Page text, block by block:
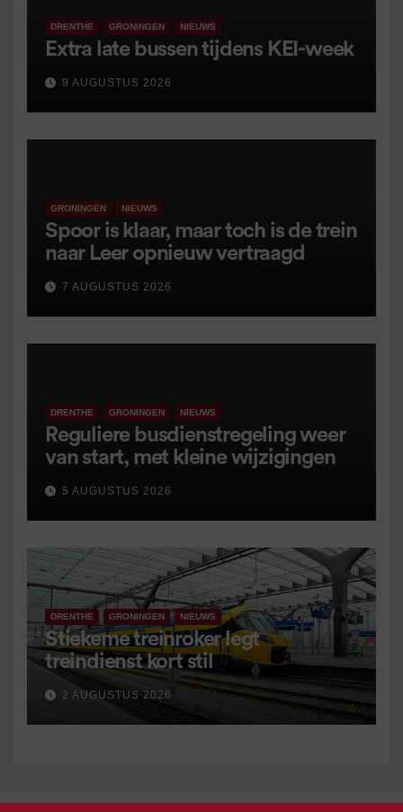
DRENTHE GRONINGEN NIEUWS
Extra late bussen tijdens KEI-week
9 AUGUSTUS 2026
GRONINGEN NIEUWS
Spoor is klaar, maar toch is de trein
naar Leer opnieuw vertraagd
7 AUGUSTUS 2026
DRENTHE GRONINGEN NIEUWS
Reguliere busdienstregeling weer
van start, met kleine wijzigingen
5 AUGUSTUS 2026
DRENTHE GRONINGEN NIEUWS
Stiekeme treinroker legt
treindienst kort stil
2 AUGUSTUS 2026